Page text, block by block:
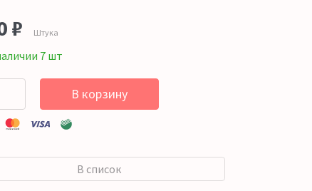
₽ Штука
7 шт
В корзину
В список